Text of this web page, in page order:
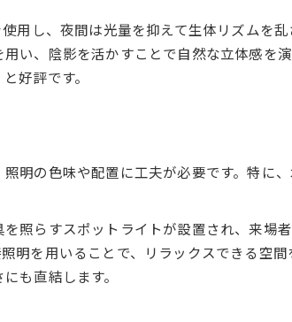
照明デザインで農場の印象を変える技
来訪者が感動する照明デザインの秘訣
身近な農場へ取り入れたい照明デザイン事例
用し、夜間は光量を抑えて生体リズムを
い、陰影を活かすことで自然な立体感を
好評です。
明の色味や配置に工夫が必要です。特に
照らすスポットライトが設置され、来場
明を用いることで、リラックスできる空
も直結します。